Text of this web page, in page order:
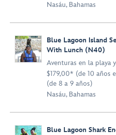
Nasáu, Bahamas
Blue Lagoon Island
With Lunch (N40)
Aventuras en la playa
$179,00* (de 10 años
(de 8 a 9 años)
Nasáu, Bahamas
Blue Lagoon Shark